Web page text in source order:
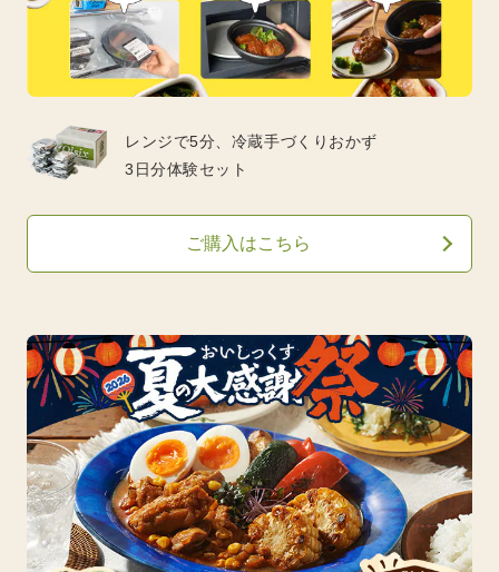
レンジで5分、冷蔵手づくりおかず
3日分体験セット
ご購入はこちら